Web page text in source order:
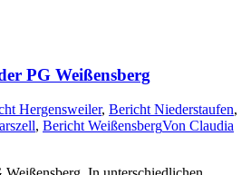
PG Weißensberg
Hergensweiler, Bericht Niederstaufen,
, Bericht WeißensbergVon Claudia